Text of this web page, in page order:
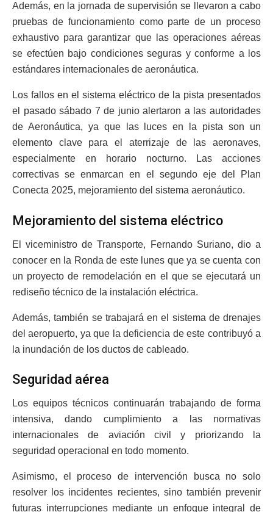
Además, en la jornada de supervisión se llevaron a cabo
pruebas de funcionamiento como parte de un proceso
exhaustivo para garantizar que las operaciones aéreas
se efectúen bajo condiciones seguras y conforme a los
estándares internacionales de aeronáutica.
Los fallos en el sistema eléctrico de la pista presentados
el pasado sábado 7 de junio alertaron a las autoridades
de Aeronáutica, ya que las luces en la pista son un
elemento clave para el aterrizaje de las aeronaves,
especialmente en horario nocturno. Las acciones
correctivas se enmarcan en el segundo eje del Plan
Conecta 2025, mejoramiento del sistema aeronáutico.
Mejoramiento del sistema eléctrico
El viceministro de Transporte, Fernando Suriano, dio a
conocer en la Ronda de este lunes que ya se cuenta con
un proyecto de remodelación en el que se ejecutará un
rediseño técnico de la instalación eléctrica.
Además, también se trabajará en el sistema de drenajes
del aeropuerto, ya que la deficiencia de este contribuyó a
la inundación de los ductos de cableado.
Seguridad aérea
Los equipos técnicos continuarán trabajando de forma
intensiva, dando cumplimiento a las normativas
internacionales de aviación civil y priorizando la
seguridad operacional en todo momento.
Asimismo, el proceso de intervención busca no solo
resolver los incidentes recientes, sino también prevenir
futuras interrupciones mediante un enfoque integral de